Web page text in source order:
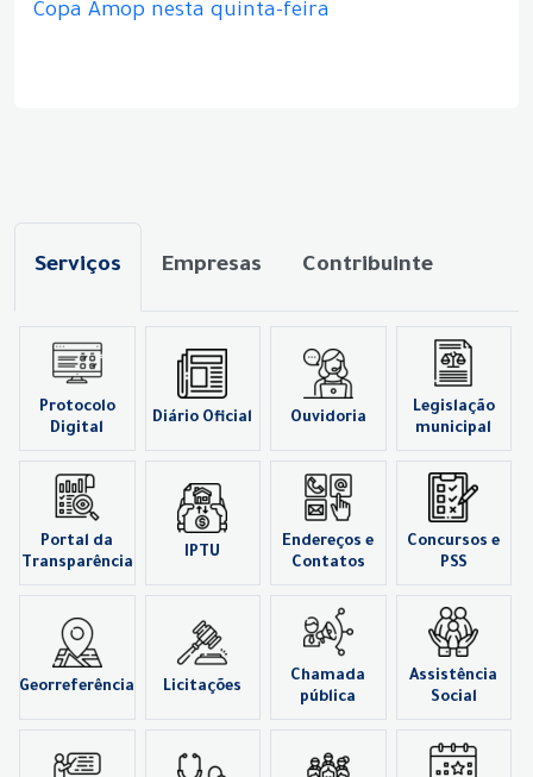
Copa Amop nesta quinta-feira
Serviços Empresas Contribuinte
Protocolo
Digital
Diário Oficial Ouvidoria
Legislação
municipal
Portal da
Transparência
IPTU
Endereços e
Contatos
Concursos e
PSS
Georreferência Licitações
Chamada
pública
Assistência
Social